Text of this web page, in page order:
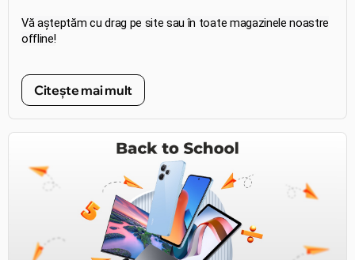
Vă așteptăm cu drag pe site sau în toate magazinele noastre
offline!
Citește mai mult